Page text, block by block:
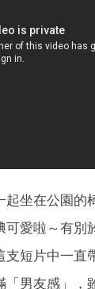
起坐在公園的
可愛啦～有別
支短片中一直
「男友感」，